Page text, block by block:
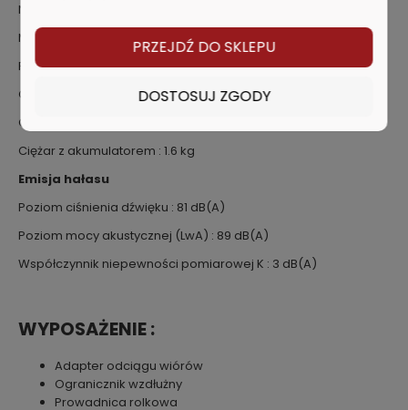
Napięcie akumulatora : 18 V
Maksymalna wysokość skoku : 40 mm
Prędkość obrotowa na biegu jałowym : 4800 - 29000 /min
Otwór tulei mocującej : 6 / 8 mm
Ciężar bez akumulatora : 1 kg
Ciężar z akumulatorem : 1.6 kg
Emisja hałasu
Poziom ciśnienia dźwięku : 81 dB(A)
Poziom mocy akustycznej (LwA) : 89 dB(A)
Współczynnik niepewności pomiarowej K : 3 dB(A)
WYPOSAŻENIE :
Adapter odciągu wiórów
Ogranicznik wzdłużny
Prowadnica rolkowa
PRZEJDŹ DO SKLEPU
DOSTOSUJ ZGODY